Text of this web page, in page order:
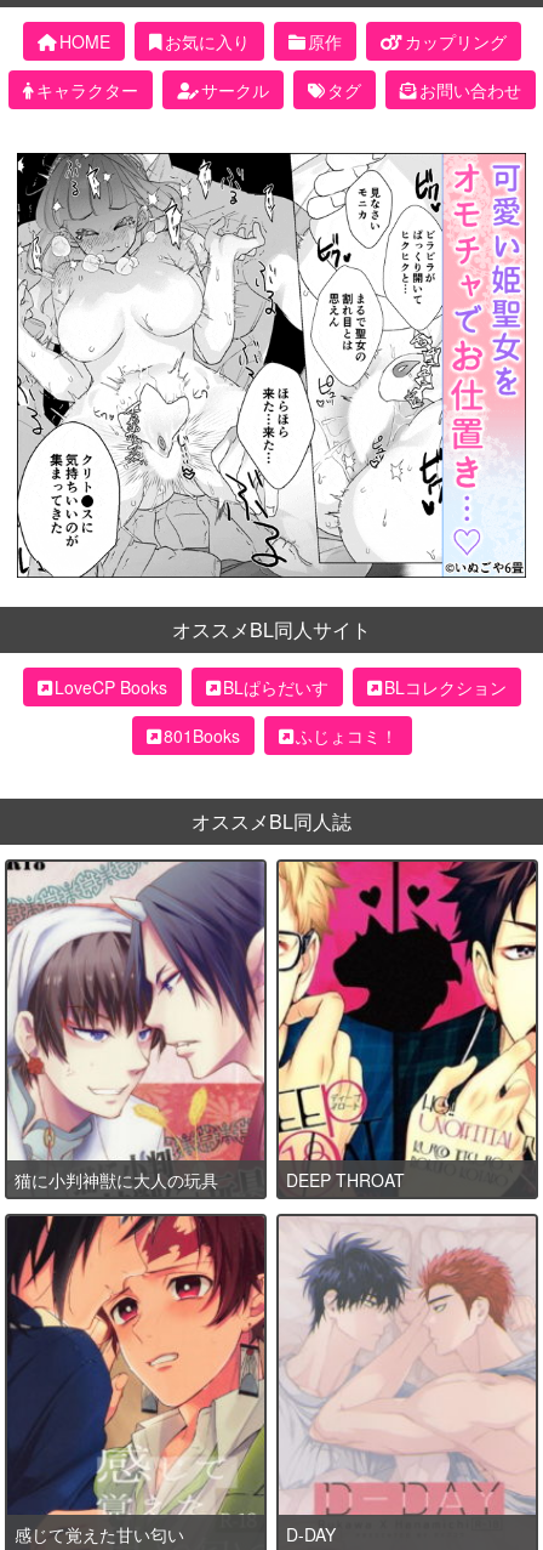
HOME お気に入り 原作
カップリング
キャラクター
サークル タグ お問い合わせ
オススメBL同人サイト
LoveCP Books BLぱらだいす
BLコレクション
801Books
ふじょコミ！
オススメBL同人誌
猫に小判神獣に大人の玩具 DEEP THROAT
感じて覚えた甘い匂い D-DAY